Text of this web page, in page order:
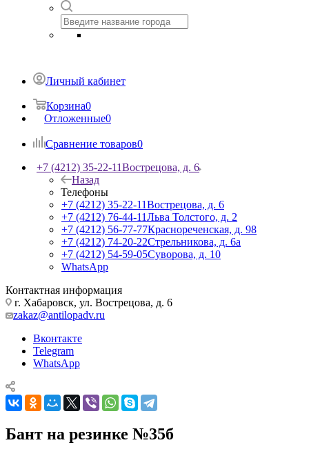
Личный кабинет
Корзина0
Отложенные0
Сравнение товаров0
+7 (4212) 35-22-11Вострецова, д. 6
Назад
Телефоны
+7 (4212) 35-22-11Вострецова, д. 6
+7 (4212) 76-44-11Льва Толстого, д. 2
+7 (4212) 56-77-77Краснореченская, д. 98
+7 (4212) 74-20-22Стрельникова, д. 6а
+7 (4212) 54-59-05Суворова, д. 10
WhatsApp
Контактная информация
г. Хабаровск, ул. Вострецова, д. 6
zakaz@antilopadv.ru
Вконтакте
Telegram
WhatsApp
Бант на резинке №35б